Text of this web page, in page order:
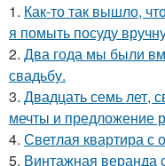
1. Как-то так вышло,
я помыть посуду
2. Два года мы были
свадьбу.
3. Двадцать семь лет,
мечты и предложение
4. Светлая квартира с
5. Винтажная веранда